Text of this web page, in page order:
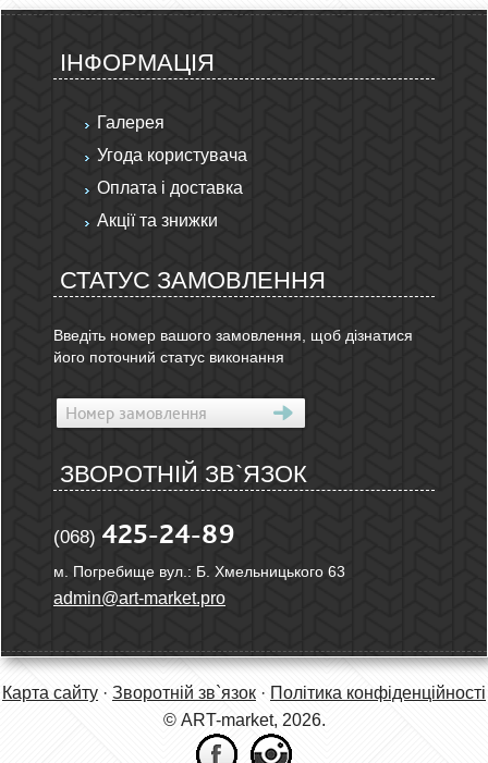
ІНФОРМАЦІЯ
Галерея
Угода користувача
Оплата і доставка
Акції та знижки
СТАТУС ЗАМОВЛЕННЯ
Введіть номер вашого замовлення, щоб дізнатися
його поточний статус виконання
ЗВОРОТНІЙ ЗВ`ЯЗОК
(068) 425-24-89
м. Погребище вул.: Б. Хмельницького 63
admin@art-market.pro
Карта сайту · Зворотній зв`язок · Політика конфіденційності
© ART-market, 2026.